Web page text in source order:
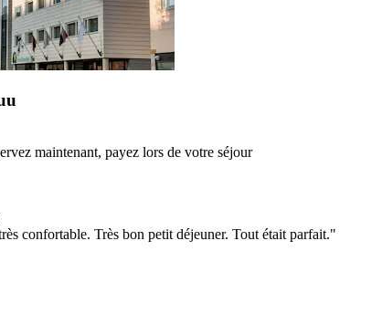
maintenant, payez lors de votre séjour
confortable. Très bon petit déjeuner. Tout était parfait."